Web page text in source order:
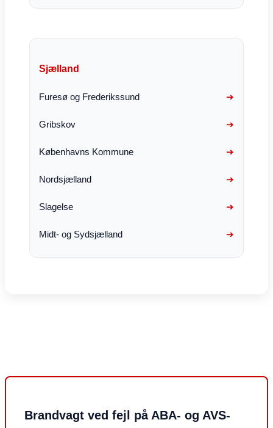
Sjælland
Furesø og Frederikssund
Gribskov
Københavns Kommune
Nordsjælland
Slagelse
Midt- og Sydsjælland
Brandvagt ved fejl på ABA- og AVS-